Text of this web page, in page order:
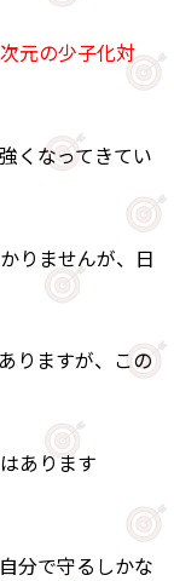
元の少子化対
くなってきてい
りませんが、日
りますが、この
あります
分で守るしかな